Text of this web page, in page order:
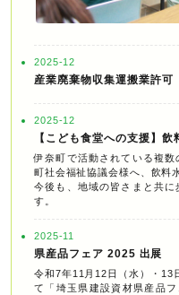
2025-12
産業廃棄物収集運搬業許可
2025-12
【こども食堂への支援】
伊奈町で活動されている複
町社会福祉協議会様へ、飲料
今後も、地域の皆さまと共
す。
2025-11
県産品フェア 2025 出展
令和7年11月12日（水）・13
て「埼玉県建設資材県産品